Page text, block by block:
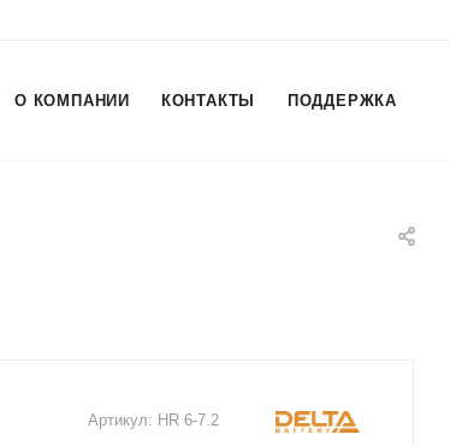
О КОМПАНИИ КОНТАКТЫ ПОДДЕРЖКА
Артикул: HR 6-7.2